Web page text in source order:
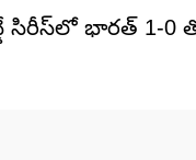
భారత్ 1-0